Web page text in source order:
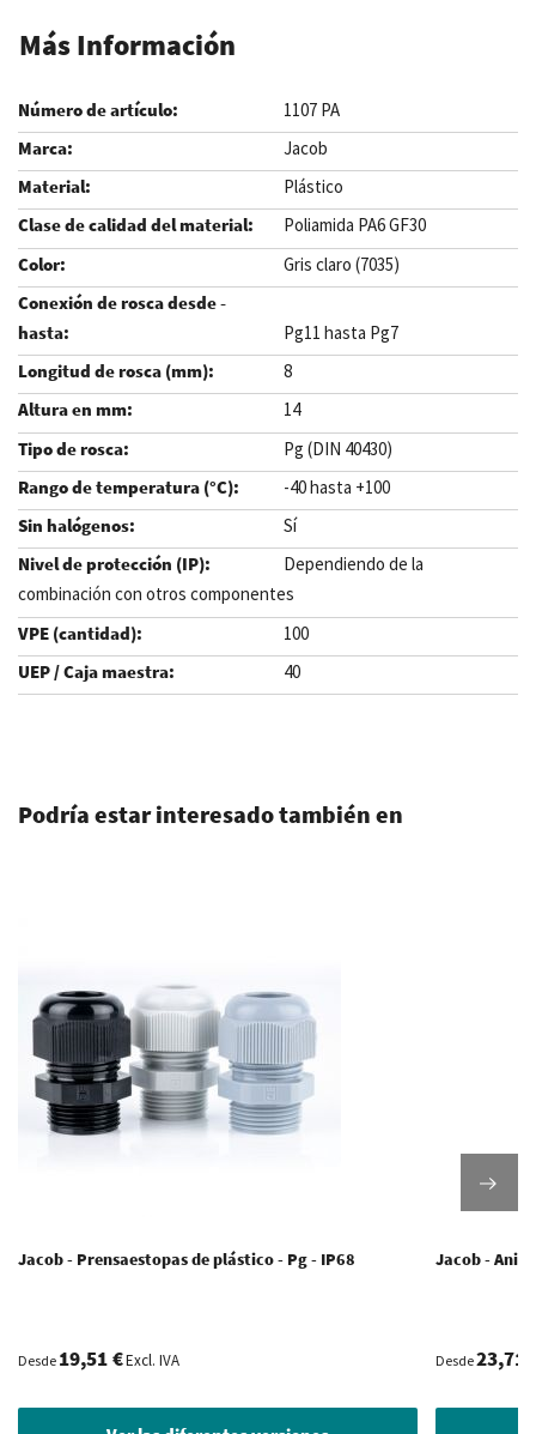
Más Información
1107 PA
Jacob
Plástico
Poliamida PA6 GF30
Gris claro (7035)
Pg11 hasta Pg7
8
14
Pg (DIN 40430)
-40 hasta +100
Sí
Dependiendo de la
combinación con otros componentes
100
40
Podría estar interesado también en
Jacob - Prensaestopas de plástico - Pg - IP68
Desde 19,51 €Excl. IVA
Jacob -
Desde23,71